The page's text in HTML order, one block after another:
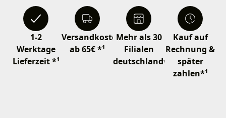
1-2
Werktage
Lieferzeit *¹
Versandkostenfrei
ab 65€ *¹
Mehr als 30
Filialen
deutschlandweit
Kauf auf
Rechnung &
später
zahlen*¹